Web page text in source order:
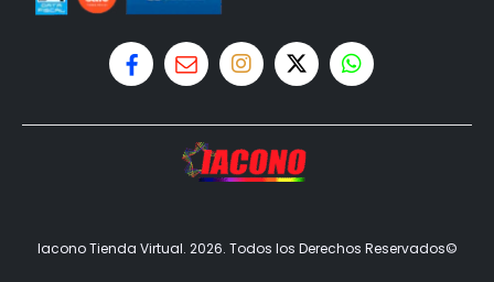
Iacono Tienda Virtual. 2026. Todos los Derechos Reservados©